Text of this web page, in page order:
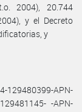
2004), 20.744
y el Decreto
y
APN-
-APN-